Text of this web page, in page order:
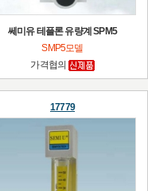
쎄미유 테플론 유량계 SPM5
SMP5모델
가격협의
17779